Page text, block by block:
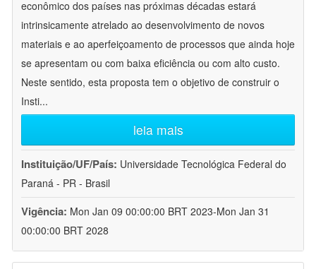
econômico dos países nas próximas décadas estará
intrinsicamente atrelado ao desenvolvimento de novos
materiais e ao aperfeiçoamento de processos que ainda hoje
se apresentam ou com baixa eficiência ou com alto custo.
Neste sentido, esta proposta tem o objetivo de construir o
Insti...
leia mais
Instituição/UF/País: Universidade Tecnológica Federal do
Paraná - PR - Brasil
Vigência: Mon Jan 09 00:00:00 BRT 2023-Mon Jan 31
00:00:00 BRT 2028